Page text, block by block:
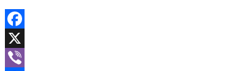
Facebook
X